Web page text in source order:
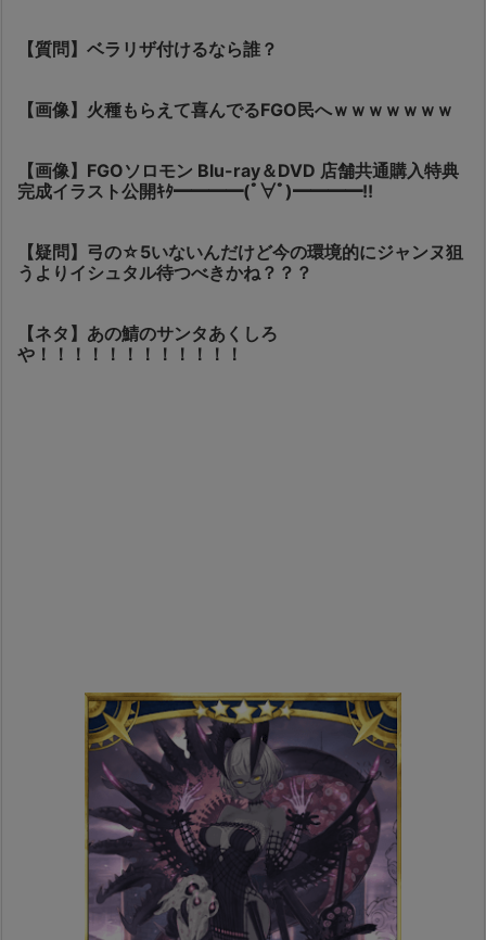
【質問】ベラリザ付けるなら誰？
【画像】火種もらえて喜んでるFGO民へｗｗｗｗｗｗｗ
【画像】FGOソロモン Blu-ray＆DVD 店舗共通購入特典
完成イラスト公開ｷﾀ━━━━(ﾟ∀ﾟ)━━━━!!
【疑問】弓の☆5いないんだけど今の環境的にジャンヌ狙
うよりイシュタル待つべきかね？？？
【ネタ】あの鯖のサンタあくしろ
や！！！！！！！！！！！！